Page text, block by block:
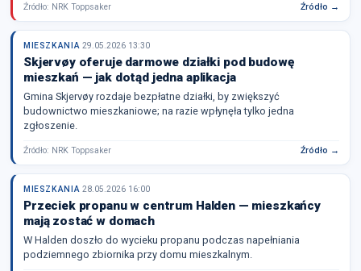
Źródło: NRK Toppsaker Źródło →
MIESZKANIA 29.05.2026 13:30
Skjervøy oferuje darmowe działki pod budowę
mieszkań — jak dotąd jedna aplikacja
Gmina Skjervøy rozdaje bezpłatne działki, by zwiększyć
budownictwo mieszkaniowe; na razie wpłynęła tylko jedna
zgłoszenie.
Źródło: NRK Toppsaker Źródło →
MIESZKANIA 28.05.2026 16:00
Przeciek propanu w centrum Halden — mieszkańcy
mają zostać w domach
W Halden doszło do wycieku propanu podczas napełniania
podziemnego zbiornika przy domu mieszkalnym.